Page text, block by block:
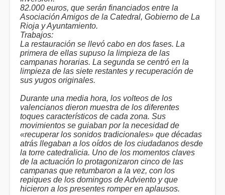
82.000 euros, que serán financiados entre la
Asociación Amigos de la Catedral, Gobierno de La
Rioja y Ayuntamiento.
Trabajos:
La restauración se llevó cabo en dos fases. La
primera de ellas supuso la limpieza de las
campanas horarias. La segunda se centró en la
limpieza de las siete restantes y recuperación de
sus yugos originales.
Durante una media hora, los volteos de los
valencianos dieron muestra de los diferentes
toques característicos de cada zona. Sus
movimientos se guiaban por la necesidad de
«recuperar los sonidos tradicionales» que décadas
atrás llegaban a los oídos de los ciudadanos desde
la torre catedralicia. Uno de los momentos claves
de la actuación lo protagonizaron cinco de las
campanas que retumbaron a la vez, con los
repiques de los domingos de Adviento y que
hicieron a los presentes romper en aplausos.